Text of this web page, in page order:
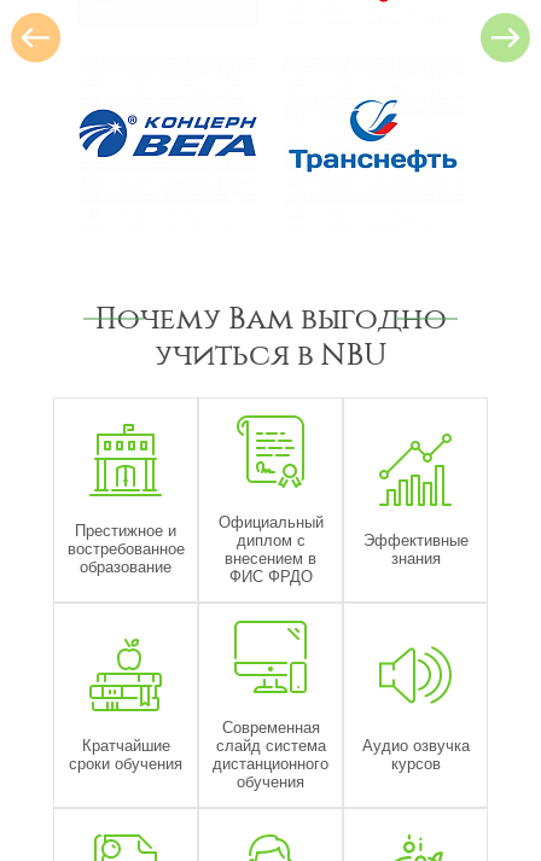
Почему Вам выгодно
учиться в NBU
Престижное и
востребованное
образование
Официальный
диплом с
внесением в
ФИС ФРДО
Эффективные
знания
Кратчайшие
сроки обучения
Современная
слайд система
дистанционного
обучения
Аудио озвучка
курсов